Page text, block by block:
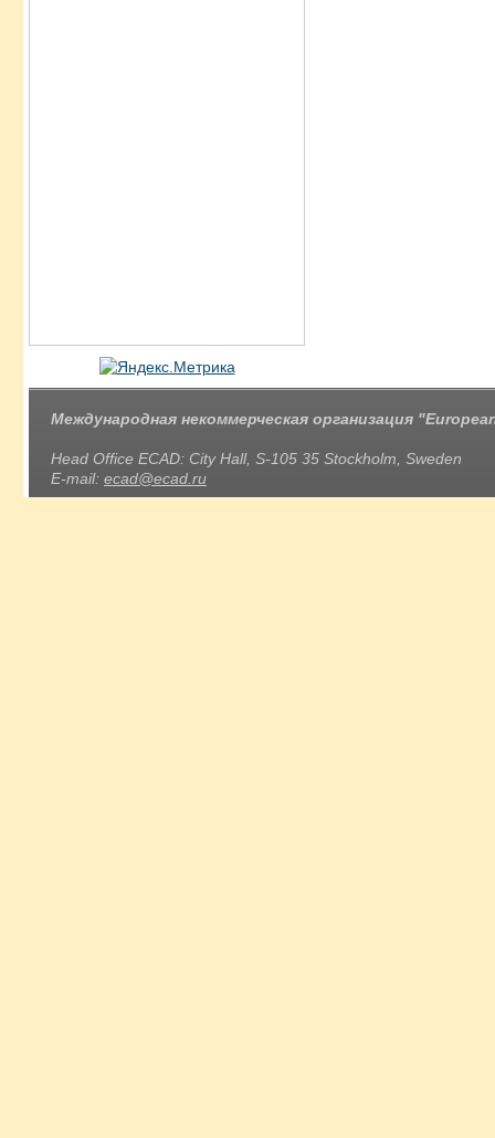
Международная некоммерческая организация
Head Office ECAD: City Hall, S-105 35 Stockholm, Sweden
E-mail: ecad@ecad.ru